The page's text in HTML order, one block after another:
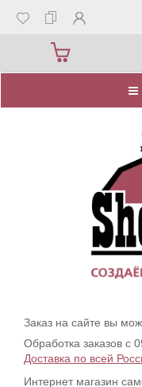
Каталог товаров
Заказ на сайте вы
Обработка заказов с
Доставка по всей
Интернет магазин